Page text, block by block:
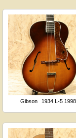
Gibson 1934 L-5 1998